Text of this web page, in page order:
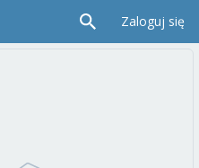
Zaloguj się